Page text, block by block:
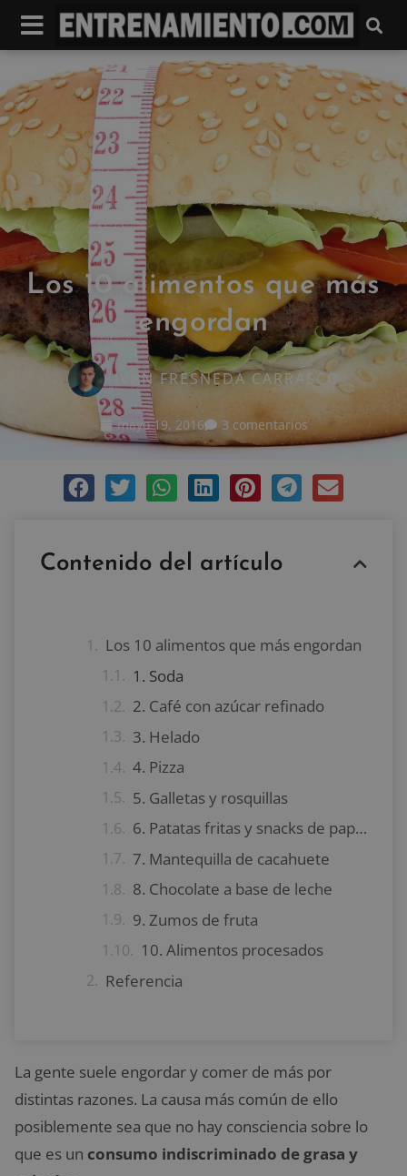
Los 10 alimentos que más
engordan
IVAN FRESNEDA CARRASCO
mayo 19, 2016 3 comentarios
Contenido del artículo
Los 10 alimentos que más engordan
1. Soda
2. Café con azúcar refinado
3. Helado
4. Pizza
5. Galletas y rosquillas
6. Patatas fritas y snacks de papas
7. Mantequilla de cacahuete
8. Chocolate a base de leche
9. Zumos de fruta
10. Alimentos procesados
Referencia
La gente suele engordar y comer de más por
distintas razones. La causa más común de ello
posiblemente sea que no hay consciencia sobre lo
que es un consumo indiscriminado de grasa y